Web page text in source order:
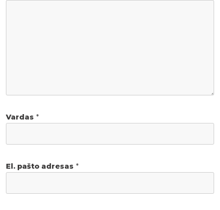
Vardas *
El. pašto adresas *